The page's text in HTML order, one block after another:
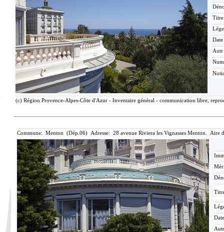
Autr
(c) Région Provence-Alpes-Côte d'Azur - Inventaire général - communication libre,
Commune: Menton (Dép.06) Adresse: 28 avenue Riviera les Vignasses Menton. Aire
Autr